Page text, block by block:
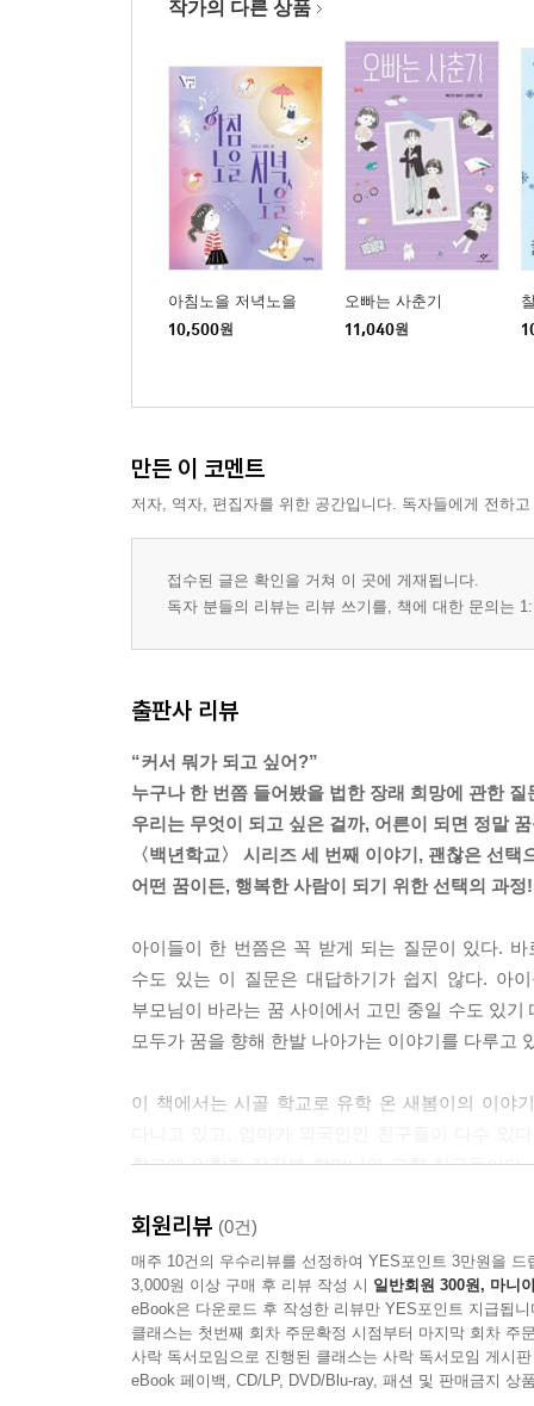
작가의 다른 상품
아침노을 저녁노을
10,500원
오빠는 사춘기
11,040원
만든 이 코멘트
저자, 역자, 편집자를 위한 공간입니다. 독자들에게 전하
접수된 글은 확인을 거쳐 이 곳에 게재됩니다.
독자 분들의 리뷰는 리뷰 쓰기를, 책에 대한 문의는
출판사 리뷰
“커서 뭐가 되고 싶어?”
누구나 한 번쯤 들어봤을 법한 장래 희망에 관한 질
우리는 무엇이 되고 싶은 걸까, 어른이 되면 정말
〈백년학교〉 시리즈 세 번째 이야기, 괜찮은 선
어떤 꿈이든, 행복한 사람이 되기 위한 선택의 과정!
아이들이 한 번쯤은 꼭 받게 되는 질문이 있다.
수도 있는 이 질문은 대답하기가 쉽지 않다. 아
부모님이 바라는 꿈 사이에서 고민 중일 수도 있기
모두가 꿈을 향해 한발 나아가는 이야기를 다루고
이 책에서는 시골 학교로 유학 온 새봄이의 이야
학교에 입학한 장갑분 할머니의 고향 친구들이
유미의 말에 기분이 상한다. 새봄이에게 던진 이
의사까지 아이들의 꿈은 다양했다. 그리고 아들한
있기 때문에 꿈이 없을 줄 알았다. 그리고 다들
부러지게 잘하거나 간절히 바라는 게 없는지 심란
된다.
회원리뷰 (0건)
매주 10건의 우수리뷰를 선정하여 YES포인트 3만원을 드
3,000원 이상 구매 후 리뷰 작성 시 일반회원 300원, 마니
eBook은 다운로드 후 작성한 리뷰만 YES포인트 지급됩니
클래스는 첫번째 회차 주문확정 시점부터 마지막 회차 주
사락 독서모임으로 진행된 클래스는 사락 독서모임 게시
eBook 페이백, CD/LP, DVD/Blu-ray, 패션 및 판매금지 상